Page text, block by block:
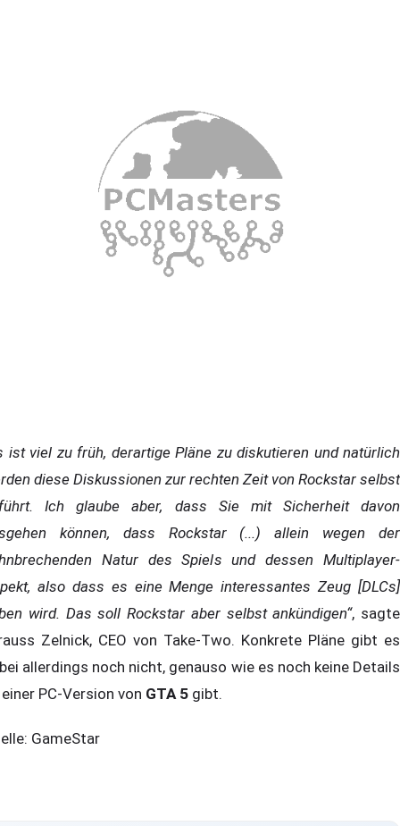
ist viel zu früh, derartige Pläne zu diskutieren und natürlich
diese Diskussionen zur rechten Zeit von Rockstar selbst
Ich glaube aber, dass Sie mit Sicherheit davon
können, dass Rockstar (...) allein wegen der
Natur des Spiels und dessen Multiplayer-
also dass es eine Menge interessantes Zeug [DLCs]
wird. Das soll Rockstar aber selbst ankündigen“, sagte
Zelnick, CEO von Take-Two. Konkrete Pläne gibt es
allerdings noch nicht, genauso wie es noch keine Details
PC-Version von GTA 5 gibt.
GameStar